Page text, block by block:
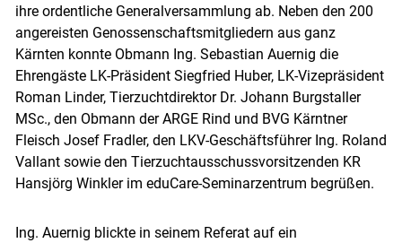
ihre ordentliche Generalversammlung ab. Neben den 200
angereisten Genossenschaftsmitgliedern aus ganz
Kärnten konnte Obmann Ing. Sebastian Auernig die
Ehrengäste LK-Präsident Siegfried Huber, LK-Vizepräsident
Roman Linder, Tierzuchtdirektor Dr. Johann Burgstaller
MSc., den Obmann der ARGE Rind und BVG Kärntner
Fleisch Josef Fradler, den LKV-Geschäftsführer Ing. Roland
Vallant sowie den Tierzuchtausschussvorsitzenden KR
Hansjörg Winkler im eduCare-Seminarzentrum begrüßen.
Ing. Auernig blickte in seinem Referat auf ein